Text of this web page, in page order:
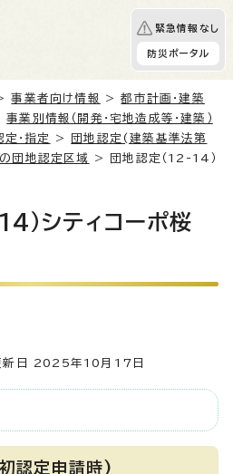
緊急情報なし
防災ポータル
事業者向け情報 >都市計画・建築
事業別情報（開発・宅地造成等・建築）
・指定 >
団地認定(建築基準法第
団地認定区域
> 団地認定（12-14）
）シティコーポ桜
日 2025年10月17日
認定申請時)